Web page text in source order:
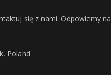
się z nami. Odpowiemy na
Poland